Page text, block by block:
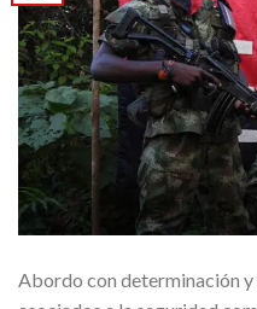
Abordo con determinación y